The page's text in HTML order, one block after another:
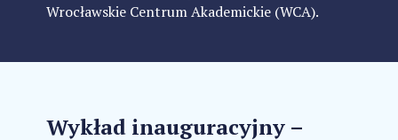
Wrocławskie Centrum Akademickie (WCA).
Wykład inauguracyjny –